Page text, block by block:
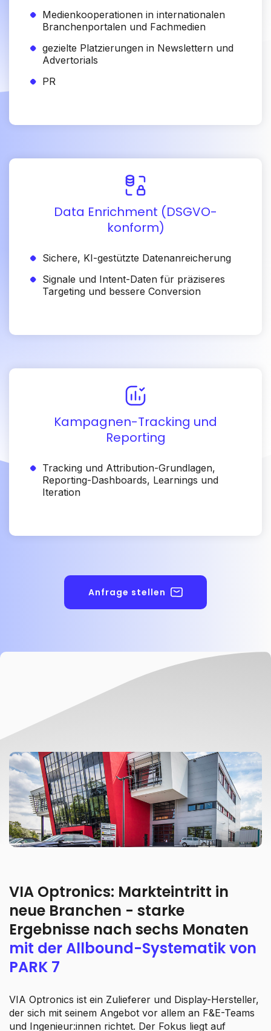
Medienkooperationen in internationalen
Branchenportalen und Fachmedien
gezielte Platzierungen in Newslettern und
Advertorials
PR
Data Enrichment (DSGVO-
konform)
Sichere, KI-gestützte Datenanreicherung
Signale und Intent-Daten für präziseres
Targeting und bessere Conversion
Kampagnen-Tracking und
Reporting
Tracking und Attribution-Grundlagen,
Reporting-Dashboards, Learnings und
Iteration
Anfrage stellen
VIA Optronics: Markteintritt in
neue Branchen - starke
Ergebnisse nach sechs Monaten
mit der Allbound-Systematik von
PARK 7
VIA Optronics ist ein Zulieferer und Display-Hersteller,
der sich mit seinem Angebot vor allem an F&E-Teams
und Ingenieur:innen richtet. Der Fokus liegt auf